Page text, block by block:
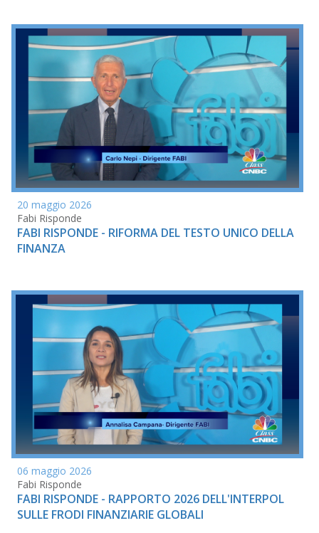
20 maggio 2026
Fabi Risponde
FABI RISPONDE - RIFORMA DEL TESTO UNICO DELLA
FINANZA
06 maggio 2026
Fabi Risponde
FABI RISPONDE - RAPPORTO 2026 DELL'INTERPOL
SULLE FRODI FINANZIARIE GLOBALI